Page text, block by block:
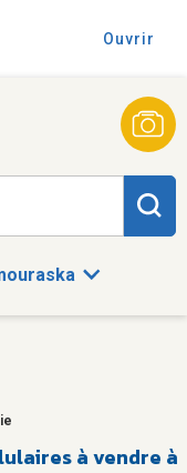
Ouvrir
à vendre à